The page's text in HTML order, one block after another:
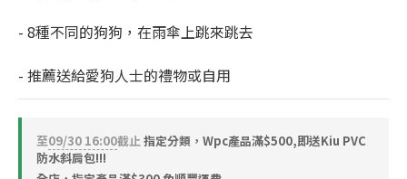
- 8種不同的狗狗，在雨傘上跳來跳去
- 推薦送給愛狗人士的禮物或自用
至09/30 16:00截止指定分類，Wpc產品滿$500,即送Kiu PVC
防水斜肩包!!!